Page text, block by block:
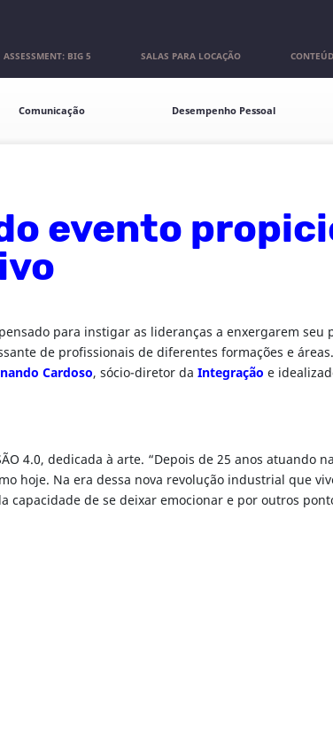
ASSESSMENT: BIG 5 SALAS PARA LOCAÇÃO
Comunicação Desempenho Pessoal
evento
para instigar as lideranças a enxergarem
de profissionais de diferentes formações e
Cardoso, sócio-diretor da Integração e
4.0, dedicada à arte. “Depois de 25 anos atuando
hoje. Na era dessa nova revolução industrial que
de se deixar emocionar e por outros